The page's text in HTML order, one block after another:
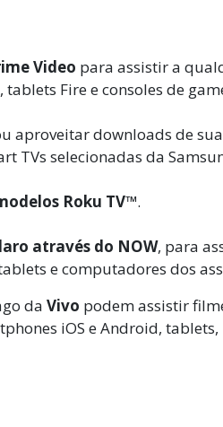
Video para assistir a
Fire e consoles de
aproveitar downloads de
TVs selecionadas da
Roku TV™.
através do NOW, para
e computadores dos
da Vivo podem assistir
iOS e Android, tablets,